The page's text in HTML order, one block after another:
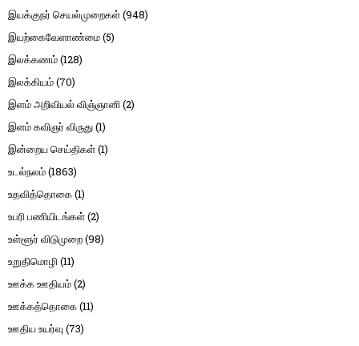
இயக்குநர் செயல்முறைகள்(948)
இயற்கைவேளாண்மை(5)
இலக்கணம்(128)
இலக்கியம்(70)
இளம் அறிவியல் விஞ்ஞானி(2)
இளம் கவிஞர் விருது(1)
இன்றைய செய்திகள்(1)
உடல்நலம்(1863)
உதவித்தொகை(1)
உபரி பணியிடங்கள்(2)
உள்ளூர் விடுமுறை(98)
உறுதிமொழி(11)
ஊக்க ஊதியம்(2)
ஊக்கத்தொகை(11)
ஊதிய உயர்வு (73)